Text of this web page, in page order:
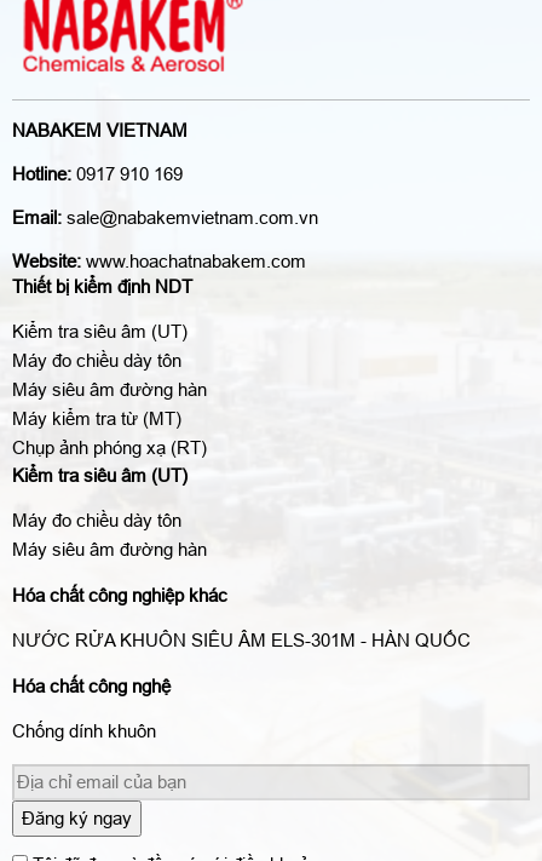
NABAKEM VIETNAM
Hotline: 0917 910 169
Email: sale@nabakemvietnam.com.vn
Website: www.hoachatnabakem.com
Thiết bị kiểm định NDT
Kiểm tra siêu âm (UT)
Máy đo chiều dày tôn
Máy siêu âm đường hàn
Máy kiểm tra từ (MT)
Chụp ảnh phóng xạ (RT)
Kiểm tra siêu âm (UT)
Máy đo chiều dày tôn
Máy siêu âm đường hàn
Hóa chất công nghiệp khác
NƯỚC RỬA KHUÔN SIÊU ÂM ELS-301M - HÀN QUỐC
Hóa chất công nghệ
Chống dính khuôn
Đăng ký ngay